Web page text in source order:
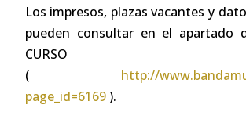
Los impresos, plazas vacantes y
pueden consultar en el apartado
CURSO
( http://
page_id=6169).